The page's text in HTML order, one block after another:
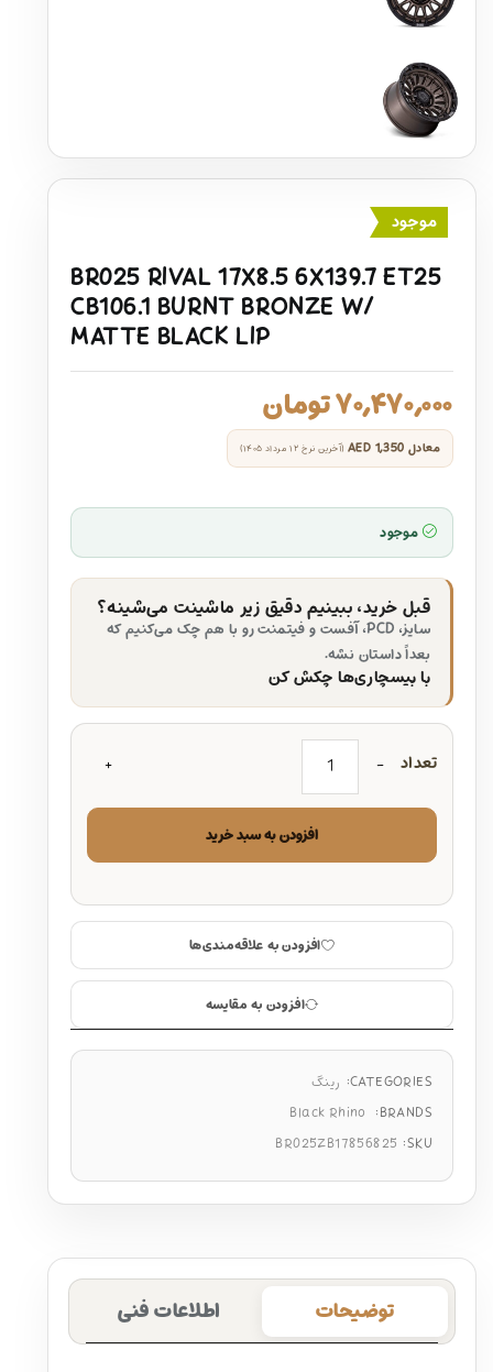
موجود
BR025 RIVAL 17X8.5 6X139.7 ET25
CB106.1 BURNT BRONZE W/
MATTE BLACK LIP
۷۰,۴۷۰,۰۰۰تومان
معادل AED 1,350 (آخرین نرخ ۱۲ مرداد ۱۴۰۵)
موجود
قبل خرید، ببینیم دقیق زیر ماشینت می‌شینه؟
سایز، PCD، آفست و فیتمنت رو با هم چک می‌کنیم که
بعداً داستان نشه.
با بیسچاری‌ها چکش کن
تعداد
افزودن به سبد خرید
افزودن به علاقه‌مندی‌ها
افزودن به مقایسه
CATEGORIES: رینگ
BRANDS:
Black Rhino
SKU:
BR025ZB17856825
توضیحات اطلاعات فنی